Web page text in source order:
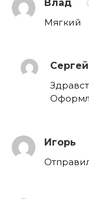
Влад
Мягкий
Сергей
Игорь